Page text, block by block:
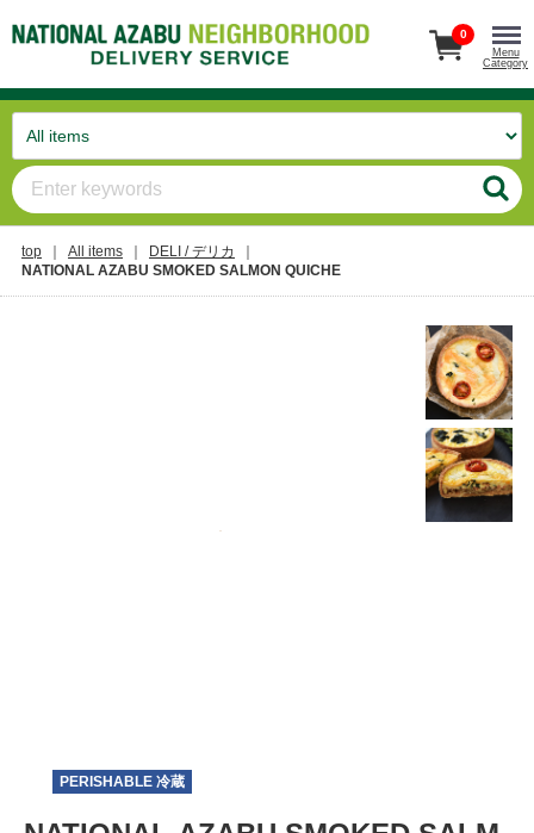
0
Menu
Category
top All items
DELI / デリカ
NATIONAL AZABU SMOKED SALMON QUICHE
PERISHABLE 冷蔵